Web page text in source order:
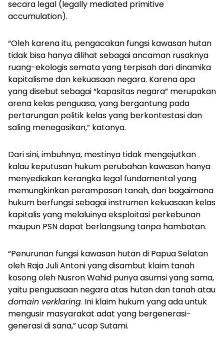
secara legal (legally mediated primitive
accumulation).
“Oleh karena itu, pengacakan fungsi kawasan hutan
tidak bisa hanya dilihat sebagai ancaman rusaknya
ruang-ekologis semata yang terpisah dari dinamika
kapitalisme dan kekuasaan negara. Karena apa
yang disebut sebagai “kapasitas negara” merupakan
arena kelas penguasa, yang bergantung pada
pertarungan politik kelas yang berkontestasi dan
saling menegasikan,” katanya.
Dari sini, imbuhnya, mestinya tidak mengejutkan
kalau keputusan hukum perubahan kawasan hanya
menyediakan kerangka legal fundamental yang
memungkinkan perampasan tanah, dan bagaimana
hukum berfungsi sebagai instrumen kekuasaan kelas
kapitalis yang melaluinya eksploitasi perkebunan
maupun PSN dapat berlangsung tanpa hambatan.
“Penurunan fungsi kawasan hutan di Papua Selatan
oleh Raja Juli Antoni yang disambut klaim tanah
kosong oleh Nusron Wahid punya asumsi yang sama,
yaitu penguasaan negara atas hutan dan tanah atau
domain verklaring. Ini klaim hukum yang ada untuk
mengusir masyarakat adat yang bergenerasi-
generasi di sana,” ucap Sutami.